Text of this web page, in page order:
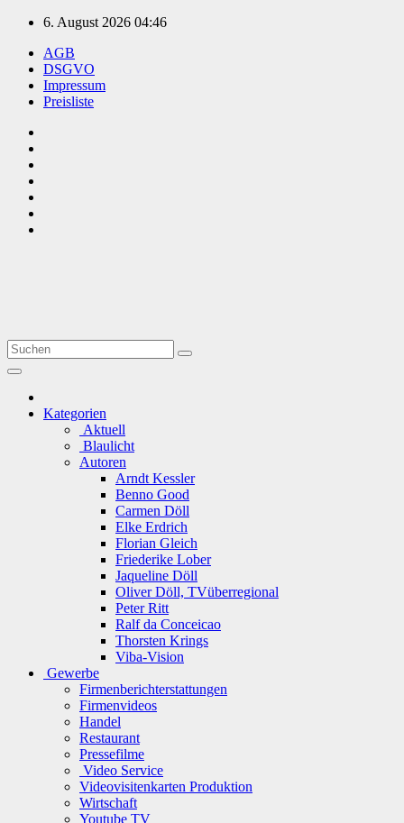
Zum
springen
6. August 2026 04:46
AGB
DSGVO
Impressum
Preisliste
Kategorien
Aktuell
Blaulicht
Autoren
Arndt Kessler
Benno Good
Carmen Döll
Elke Erdrich
Florian Gleich
Friederike Lober
Jaqueline Döll
Oliver Döll, TVüberregional
Peter Ritt
Ralf da Conceicao
Thorsten Krings
Viba-Vision
Gewerbe
Firmenberichterstattungen
Firmenvideos
Handel
Restaurant
Pressefilme
Video Service
Videovisitenkarten Produktion
Wirtschaft
Youtube TV